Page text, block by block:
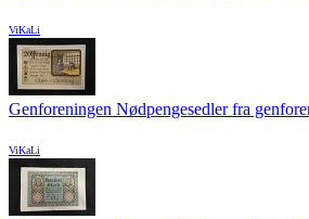
ViKaLi
Genforeningen Nødpengesedler fra
ViKaLi